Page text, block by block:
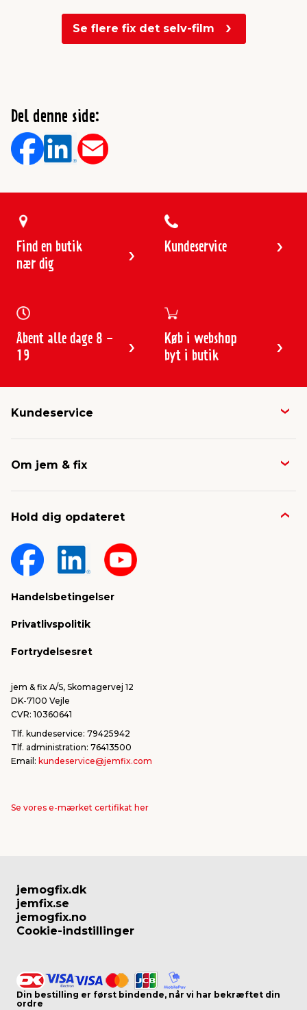
Se flere fix det selv-film
Del denne side:
Find en butik
nær dig
Kundeservice
Åbent alle dage 8 -
19
Køb i webshop
byt i butik
Kundeservice
Avisen
Fragt & levering
Om jem & fix
Nyheder & presse
Om jem & fix
Hold dig opdateret
Handelsbetingelser
Privatlivspolitik
Fortrydelsesret
jem & fix A/S, Skomagervej 12
DK-7100 Vejle
CVR: 10360641
Tlf. kundeservice: 79425942
Tlf. administration: 76413500
Email: kundeservice@jemfix.com
Se vores e-mærket certifikat her
jemogfix.dk
jemfix.se
jemogfix.no
Cookie-indstillinger
Din bestilling er først bindende, når vi har bekræftet din
ordre